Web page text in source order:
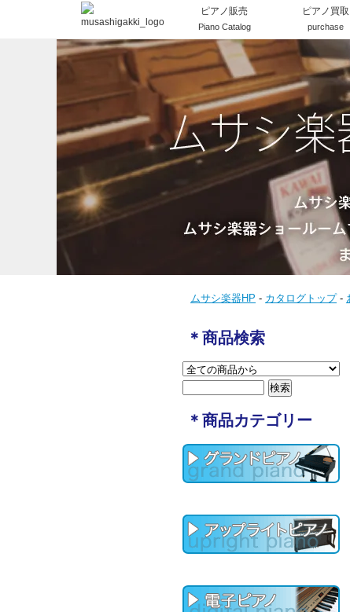
ピアノ販売
Piano Catalog
ピアノ買取
purchase
ムサシ楽器HP - カタログトップ-
＊商品検索
＊商品カテゴリー